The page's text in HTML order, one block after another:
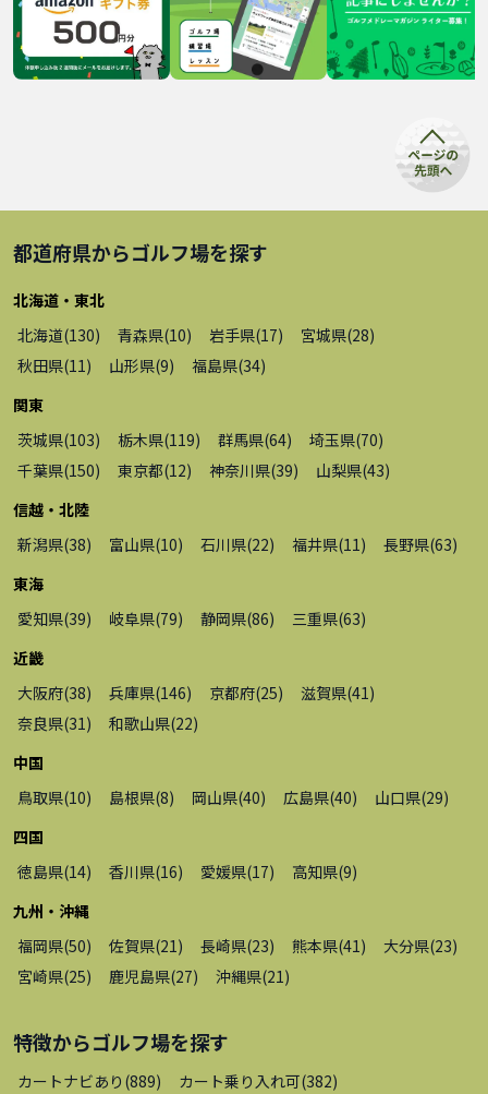
都道府県からゴルフ場を探す
北海道・東北
北海道(130) 青森県(10) 岩手県(17) 宮城県(28)
秋田県(11) 山形県(9) 福島県(34)
関東
茨城県(103) 栃木県(119) 群馬県(64) 埼玉県(70)
千葉県(150) 東京都(12) 神奈川県(39) 山梨県(43)
信越・北陸
新潟県(38) 富山県(10) 石川県(22) 福井県(11) 長野県(63)
東海
愛知県(39) 岐阜県(79) 静岡県(86) 三重県(63)
近畿
大阪府(38) 兵庫県(146) 京都府(25) 滋賀県(41)
奈良県(31) 和歌山県(22)
中国
鳥取県(10) 島根県(8) 岡山県(40) 広島県(40) 山口県(29)
四国
徳島県(14) 香川県(16) 愛媛県(17) 高知県(9)
九州・沖縄
福岡県(50) 佐賀県(21) 長崎県(23) 熊本県(41) 大分県(23)
宮崎県(25) 鹿児島県(27) 沖縄県(21)
特徴からゴルフ場を探す
カートナビあり (889) カート乗り入れ可(382)